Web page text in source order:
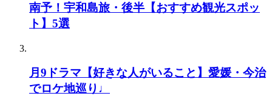
南予！宇和島旅・後半【おすすめ観光スポッ
ト】5選
月9ドラマ【好きな人がいること】愛媛・今治
でロケ地巡り♩